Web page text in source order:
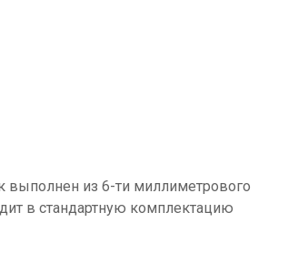
выполнен из 6-ти миллиметрового
в стандартную комплектацию